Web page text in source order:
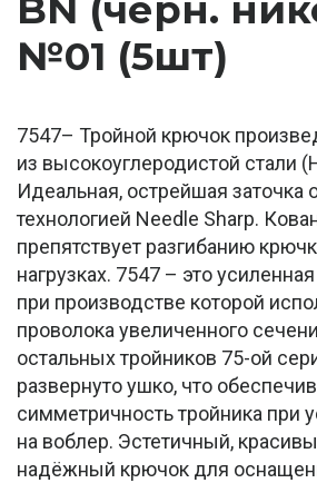
BN (черн.
№01 (5шт)
7547– Тройной крючок
из высокоуглеродистой стали
Идеальная, острейшая заточка
технологией Needle Sharp.
препятствует разгибанию
нагрузках. 7547 – это
при производстве которой
проволока увеличенного
остальных тройников 75-ой
развернуто ушко, что
симметричность тройника при
на воблер. Эстетичный,
надёжный крючок для